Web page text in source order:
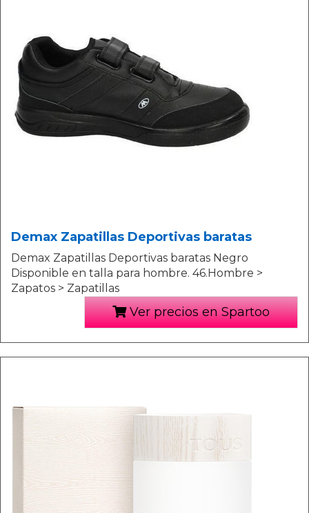
Demax Zapatillas Deportivas baratas
Demax Zapatillas Deportivas baratas Negro
Disponible en talla para hombre. 46.Hombre >
Zapatos > Zapatillas
Ver precios en Spartoo